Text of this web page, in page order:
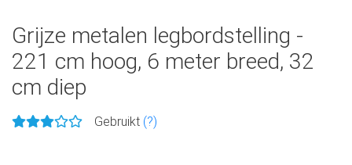
Grijze metalen legbordstelling -
221 cm hoog, 6 meter breed, 32
cm diep
Gebruikt (?)